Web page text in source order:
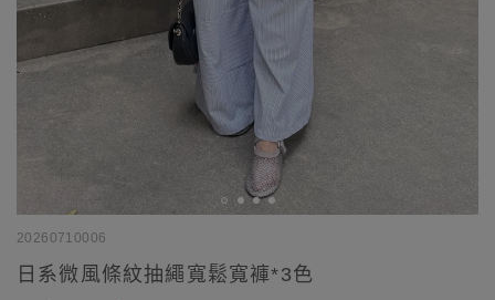
20260710006
日系微風條紋抽繩寬鬆寬褲*3色